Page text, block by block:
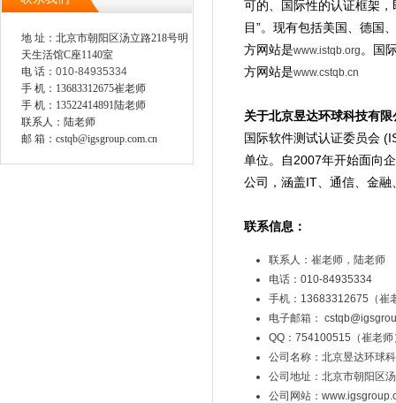
地 址：北京市朝阳区汤立路218号明
天生活馆C座1140室
电 话： 010-84935334
手 机：13683312675崔老师
手 机：13522414891陆老师
联系人：陆老师
邮 箱：cstqb@igsgroup.com.cn
可的、国际性的认证框架
目”。现有包括美国、德国
方网站是www.istqb.org 。国
方网站是www.cstqb.cn
关于北京昱达环球科技有限
国际软件测试认证委员会
单位。自2007年开始面向
公司，涵盖IT、通信、金
联系信息：
联系人：崔老师，陆老师
电话：010-84935334
手机：13683312675（崔
电子邮箱：
QQ：754100515（崔老
公司名称：北京昱达环球
公司地址：北京市朝阳区
公司网站：